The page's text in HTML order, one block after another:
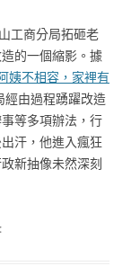
工商分局拓砸老
的一個縮影。據
姨不相容，家裡有
經由過程踴躍改造
等多項辦法，行
汗，他進入瘋狂
新抽像未然深刻